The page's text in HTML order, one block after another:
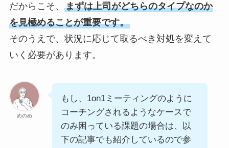
だからこそ、 まずは上司がどちらのタイプなのか
を見極めることが重要です。
そのうえで、状況に応じて取るべき対処を変えて
いく必要があります。
めのめ
もし、1on1ミーティングのように
コーチングされるようなケースで
のみ困っている課題の場合は、以
下の記事でも紹介しているので参